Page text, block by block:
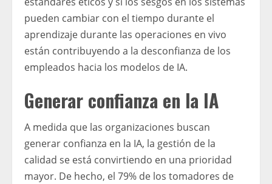
pueden cambiar con el tiempo durante el
aprendizaje durante las operaciones en vivo
están contribuyendo a la desconfianza de los
empleados hacia los modelos de IA.
Generar confianza en la IA
A medida que las organizaciones buscan
generar confianza en la IA, la gestión de la
calidad se está convirtiendo en una prioridad
mayor. De hecho, el 79% de los tomadores de